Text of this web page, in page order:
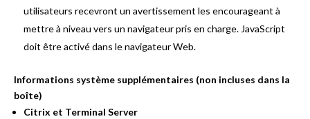
utilisateurs recevront un avertissement les encourageant à
mettre à niveau vers un navigateur pris en charge. JavaScript
doit être activé dans le navigateur Web.
Informations système supplémentaires (non incluses dans la
boîte)
Citrix et Terminal Server